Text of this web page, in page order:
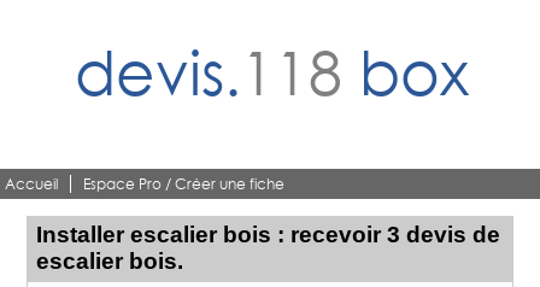
devis.118 box
Accueil Espace Pro / Créer une fiche
Installer escalier bois : recevoir 3 devis de
escalier bois.